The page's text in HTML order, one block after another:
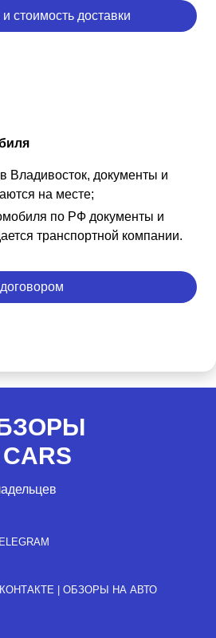
стоимость доставки
Владивосток, документы и
на месте;
по РФ документы и
транспортной компании.
| ОБЗОРЫ НА АВТО